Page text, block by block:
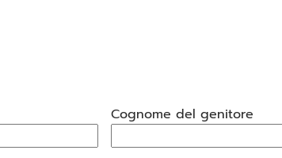
Cognome del genitore